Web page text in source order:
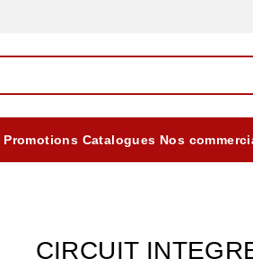
Promotions Catalogues Nos
CIRCUIT